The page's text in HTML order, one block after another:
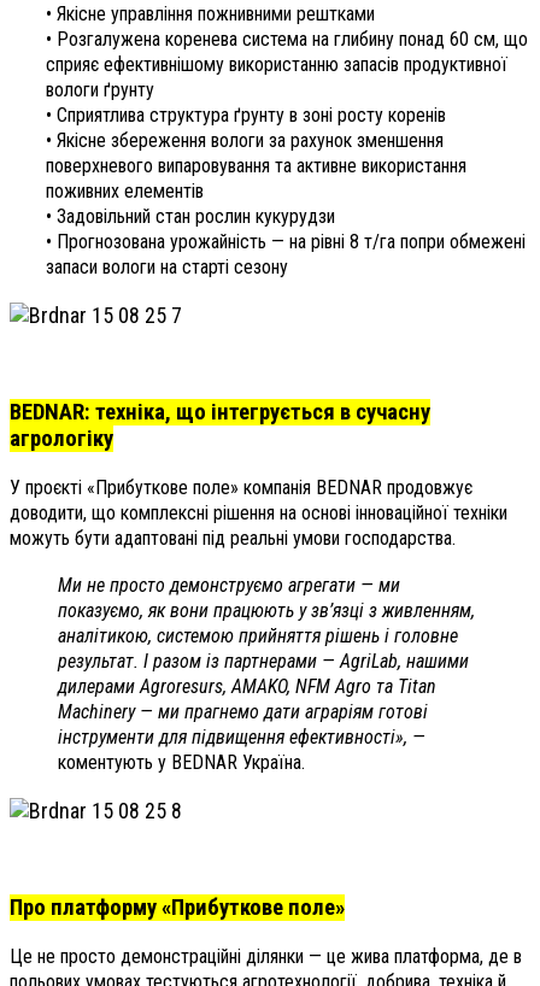
• Якісне управління пожнивними рештками
• Розгалужена коренева система на глибину понад 60 см, що
сприяє ефективнішому використанню запасів продуктивної
вологи ґрунту
• Сприятлива структура ґрунту в зоні росту коренів
• Якісне збереження вологи за рахунок зменшення
поверхневого випаровування та активне використання
поживних елементів
• Задовільний стан рослин кукурудзи
• Прогнозована урожайність — на рівні 8 т/га попри обмежені
запаси вологи на старті сезону
BEDNAR: техніка, що інтегрується в сучасну
агрологіку
У проєкті «Прибуткове поле» компанія BEDNAR продовжує
доводити, що комплексні рішення на основі інноваційної техніки
можуть бути адаптовані під реальні умови господарства.
Ми не просто демонструємо агрегати — ми
показуємо, як вони працюють у зв’язці з живленням,
аналітикою, системою прийняття рішень і головне
результат. І разом із партнерами — AgriLab, нашими
дилерами Agroresurs, AMAKO, NFM Agro та Titan
Machinery — ми прагнемо дати аграріям готові
інструменти для підвищення ефективності», —
коментують у BEDNAR Україна.
Про платформу «Прибуткове поле»
Це не просто демонстраційні ділянки — це жива платформа, де в